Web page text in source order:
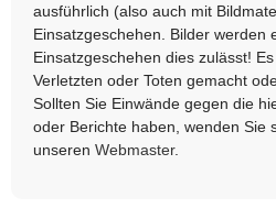
ausführlich (also auch mit
Einsatzgeschehen. Bilder werden
Einsatzgeschehen dies zulässt!
Verletzten oder Toten gemacht
Sollten Sie Einwände gegen die
oder Berichte haben, wenden Sie
unseren Webmaster.